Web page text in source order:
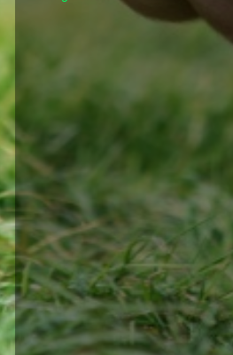
Post navigation